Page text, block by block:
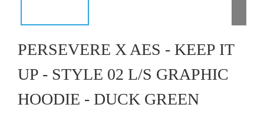
PERSEVERE X AES - KEEP IT
UP - STYLE 02 L/S GRAPHIC
HOODIE - DUCK GREEN